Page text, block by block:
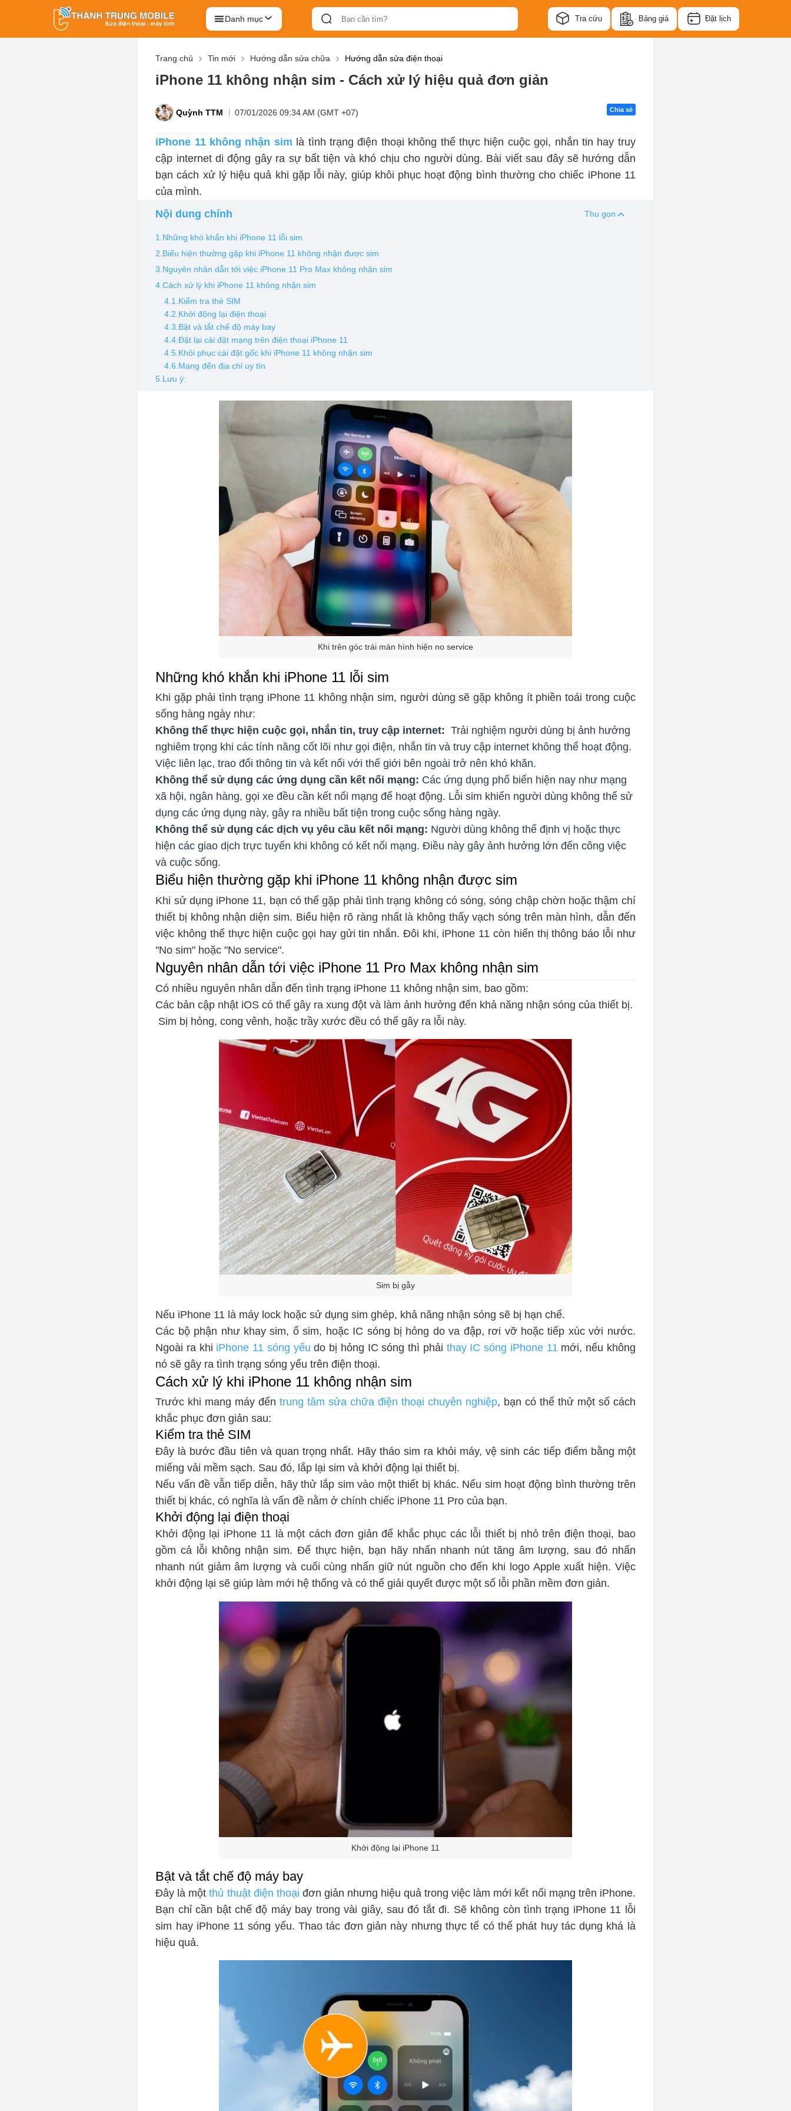
Danh mục Tra cứu Bảng giá Đặt lịch
Trang chủ Tin mới Hướng dẫn sửa chữa Hướng dẫn sửa điện thoại
iPhone 11 không nhận sim - Cách xử lý hiệu quả đơn giản
Quỳnh TTM 07/01/2026 09:34 AM (GMT +07) Chia sẻ
iPhone 11 không nhận sim là tình trạng điện thoại không thể thực hiện cuộc gọi, nhắn tin hay truy
cập internet di động gây ra sự bất tiện và khó chịu cho người dùng. Bài viết sau đây sẽ hướng dẫn
bạn cách xử lý hiệu quả khi gặp lỗi này, giúp khôi phục hoạt động bình thường cho chiếc iPhone 11
của mình.
Nội dung chính
Thu gọn
1.Những khó khắn khi iPhone 11 lỗi sim
2.Biểu hiện thường gặp khi iPhone 11 không nhận được sim
3.Nguyên nhân dẫn tới việc iPhone 11 Pro Max không nhận sim
4.Cách xử lý khi iPhone 11 không nhận sim
4.1.Kiểm tra thẻ SIM
4.2.Khởi động lại điện thoại
4.3.Bật và tắt chế độ máy bay
4.4.Đặt lại cài đặt mạng trên điện thoại iPhone 11
4.5.Khôi phục cài đặt gốc khi iPhone 11 không nhận sim
4.6.Mang đến địa chỉ uy tín
5.Lưu ý:
Khi trên góc trái màn hình hiện no service
Những khó khắn khi iPhone 11 lỗi sim
Khi gặp phải tình trạng iPhone 11 không nhận sim, người dùng sẽ gặp không ít phiền toái trong cuộc
sống hàng ngày như:
Không thể thực hiện cuộc gọi, nhắn tin, truy cập internet: Trải nghiệm người dùng bị ảnh hưởng
nghiêm trọng khi các tính năng cốt lõi như gọi điện, nhắn tin và truy cập internet không thể hoạt động.
Việc liên lạc, trao đổi thông tin và kết nối với thế giới bên ngoài trở nên khó khăn.
Không thể sử dụng các ứng dụng cần kết nối mạng: Các ứng dụng phổ biến hiện nay như mạng
xã hội, ngân hàng, gọi xe đều cần kết nối mạng để hoạt động. Lỗi sim khiến người dùng không thể sử
dụng các ứng dụng này, gây ra nhiều bất tiện trong cuộc sống hàng ngày.
Không thể sử dụng các dịch vụ yêu cầu kết nối mạng: Người dùng không thể định vị hoặc thực
hiện các giao dịch trực tuyến khi không có kết nối mạng. Điều này gây ảnh hưởng lớn đến công việc
và cuộc sống.
Biểu hiện thường gặp khi iPhone 11 không nhận được sim
Khi sử dụng iPhone 11, bạn có thể gặp phải tình trạng không có sóng, sóng chập chờn hoặc thậm chí
thiết bị không nhận diện sim. Biểu hiện rõ ràng nhất là không thấy vạch sóng trên màn hình, dẫn đến
việc không thể thực hiện cuộc gọi hay gửi tin nhắn. Đôi khi, iPhone 11 còn hiển thị thông báo lỗi như
"No sim" hoặc "No service".
Nguyên nhân dẫn tới việc iPhone 11 Pro Max không nhận sim
Có nhiều nguyên nhân dẫn đến tình trạng iPhone 11 không nhận sim, bao gồm:
Các bản cập nhật iOS có thể gây ra xung đột và làm ảnh hưởng đến khả năng nhận sóng của thiết bị.
Sim bị hỏng, cong vênh, hoặc trầy xước đều có thể gây ra lỗi này.
Sim bị gẫy
Nếu iPhone 11 là máy lock hoặc sử dụng sim ghép, khả năng nhận sóng sẽ bị hạn chế.
Các bộ phận như khay sim, ổ sim, hoặc IC sóng bị hỏng do va đập, rơi vỡ hoặc tiếp xúc với nước.
Ngoài ra khi iPhone 11 sóng yếu do bị hỏng IC sóng thì phải thay IC sóng iPhone 11 mới, nếu không
nó sẽ gây ra tình trạng sóng yếu trên điện thoại.
Cách xử lý khi iPhone 11 không nhận sim
Trước khi mang máy đến trung tâm sửa chữa điện thoại chuyên nghiệp, bạn có thể thử một số cách
khắc phục đơn giản sau:
Kiểm tra thẻ SIM
Đây là bước đầu tiên và quan trọng nhất. Hãy tháo sim ra khỏi máy, vệ sinh các tiếp điểm bằng một
miếng vải mềm sạch. Sau đó, lắp lại sim và khởi động lại thiết bị.
Nếu vấn đề vẫn tiếp diễn, hãy thử lắp sim vào một thiết bị khác. Nếu sim hoạt động bình thường trên
thiết bị khác, có nghĩa là vấn đề nằm ở chính chiếc iPhone 11 Pro của bạn.
Khởi động lại điện thoại
Khởi động lại iPhone 11 là một cách đơn giản để khắc phục các lỗi thiết bị nhỏ trên điện thoại, bao
gồm cả lỗi không nhận sim. Để thực hiện, bạn hãy nhấn nhanh nút tăng âm lượng, sau đó nhấn
nhanh nút giảm âm lượng và cuối cùng nhấn giữ nút nguồn cho đến khi logo Apple xuất hiện. Việc
khởi động lại sẽ giúp làm mới hệ thống và có thể giải quyết được một số lỗi phần mềm đơn giản.
Khởi động lại iPhone 11
Bật và tắt chế độ máy bay
Đây là mộtthủ thuật điện thoại đơn giản nhưng hiệu quả trong việc làm mới kết nối mạng trên iPhone.
Bạn chỉ cần bật chế độ máy bay trong vài giây, sau đó tắt đi. Sẽ không còn tình trạng iPhone 11 lỗi
sim hay iPhone 11 sóng yếu. Thao tác đơn giản này nhưng thực tế có thể phát huy tác dụng khá là
hiệu quả.